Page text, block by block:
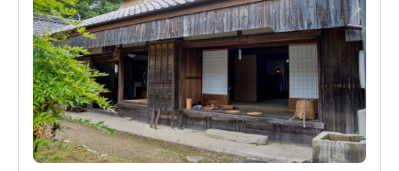
入
り
追
加